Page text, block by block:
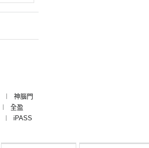
神腦門
全盈
iPASS